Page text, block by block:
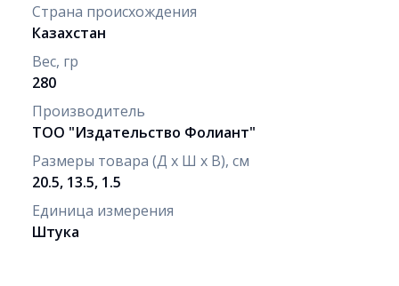
Страна происхождения
Казахстан
Вес, гр
280
Производитель
ТОО "Издательство Фолиант"
Размеры товара (Д х Ш х В), см
20.5, 13.5, 1.5
Единица измерения
Штука